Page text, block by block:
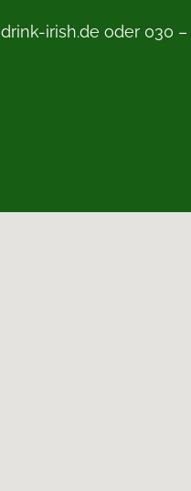
irish.de oder 030 –